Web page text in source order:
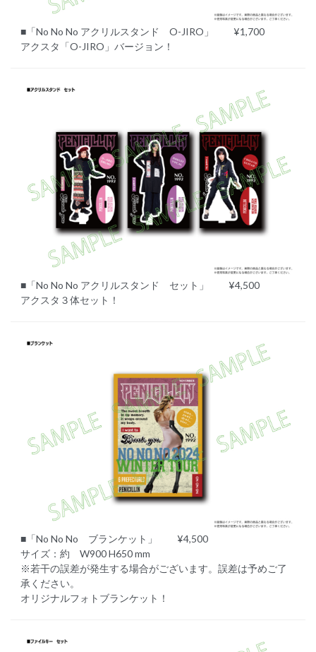
■「No No No アクリルスタンド O-JIRO」 ¥1,700
アクスタ「O-JIRO」バージョン！
■「No No No アクリルスタンド セット」 ¥4,500
アクスタ３体セット！
■「No No No ブランケット」 ¥4,500
サイズ：約 W900 H650 mm
※若干の誤差が発生する場合がございます。誤差は予めご了
承ください。
オリジナルフォトブランケット！